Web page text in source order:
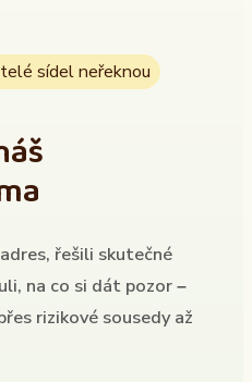
sídel neřeknou
řešili skutečné
na co si dát pozor –
rizikové sousedy až